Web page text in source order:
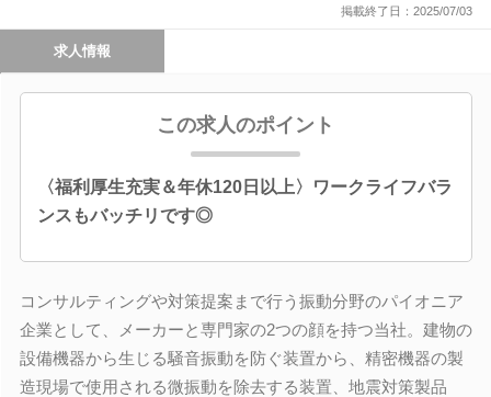
掲載終了日：2025/07/03
求人情報
この求人のポイント
〈福利厚生充実＆年休120日以上〉ワークライフバラ
ンスもバッチリです◎
コンサルティングや対策提案まで行う振動分野のパイオニア
企業として、メーカーと専門家の2つの顔を持つ当社。建物の
設備機器から生じる騒音振動を防ぐ装置から、精密機器の製
造現場で使用される微振動を除去する装置、地震対策製品